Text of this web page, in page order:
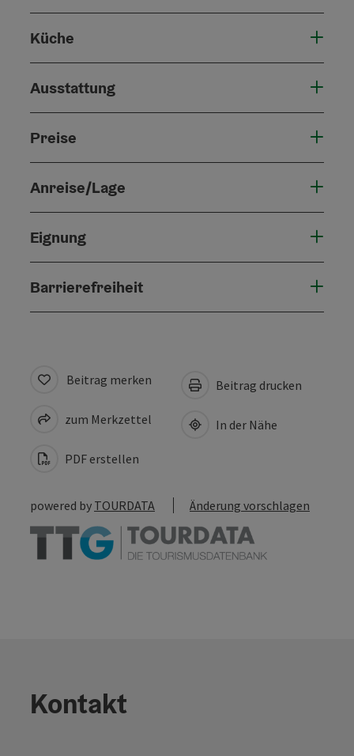
Küche
Ausstattung
Preise
Anreise/Lage
Eignung
Barrierefreiheit
Beitrag merken
zum Merkzettel
PDF erstellen
Beitrag drucken
In der Nähe
powered by TOURDATA Änderung vorschlagen
Kontakt